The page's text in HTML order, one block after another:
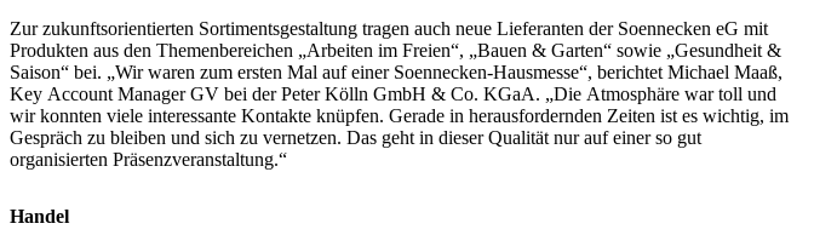
Zur zukunftsorientierten Sortimentsgestaltung tragen auch neue Lieferanten der Soennecken eG mit
Produkten aus den Themenbereichen „Arbeiten im Freien“, „Bauen & Garten“ sowie „Gesundheit &
Saison“ bei. „Wir waren zum ersten Mal auf einer Soennecken-Hausmesse“, berichtet Michael Maaß,
Key Account Manager GV bei der Peter Kölln GmbH & Co. KGaA. „Die Atmosphäre war toll und
wir konnten viele interessante Kontakte knüpfen. Gerade in herausfordernden Zeiten ist es wichtig, im
Gespräch zu bleiben und sich zu vernetzen. Das geht in dieser Qualität nur auf einer so gut
organisierten Präsenzveranstaltung.“
Handel